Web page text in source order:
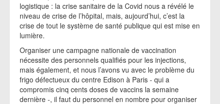
logistique : la crise sanitaire de la Covid nous a révélé le
niveau de crise de l’hôpital, mais, aujourd’hui, c’est la
crise de tout le système de santé publique qui est mise en
lumière.
Organiser une campagne nationale de vaccination
nécessite des personnels qualifiés pour les injections,
mais également, et nous l’avons vu avec le problème du
frigo défectueux du centre Edison à Paris - qui a
compromis cinq cents doses de vaccins la semaine
dernière -, il faut du personnel en nombre pour organiser